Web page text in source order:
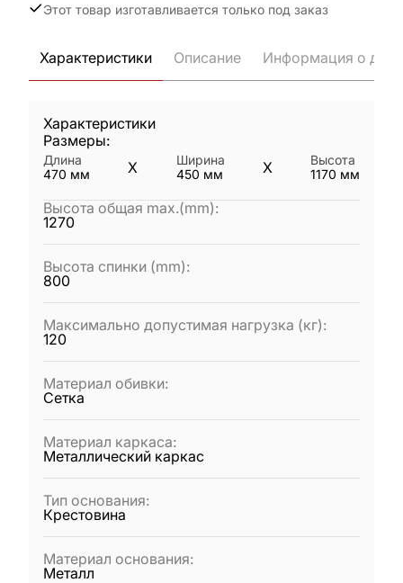
Этот товар изготавливается только под заказ
Характеристики Описание Информация о
Характеристики
Размеры:
Длина
470 мм X
Ширина
450 мм X
Высота
1170 мм
Высота общая max.(mm):
1270
Высота спинки (mm):
800
Максимально допустимая нагрузка (кг):
120
Материал обивки:
Сетка
Материал каркаса:
Металлический каркас
Тип основания:
Крестовина
Материал основания:
Металл